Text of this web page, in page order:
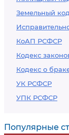
Земельный
КоАП РСФСР
Кодекс
Кодекс о
УК РСФСР
УПК РСФСР
Популярные